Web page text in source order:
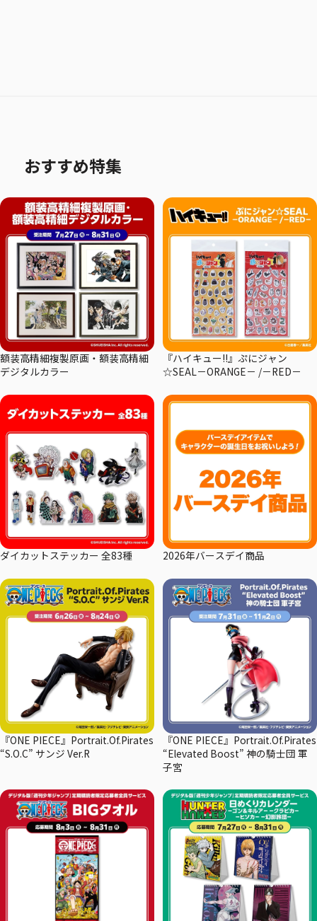
おすすめ特集
額装高精細複製原画・額装高精細
デジタルカラー
『ハイキュー!!』ぷにジャン
☆SEAL－ORANGE－ /－RED－
ダイカットステッカー 全83種 2026年バースデイ商品
『ONE PIECE』Portrait.Of.Pirates
“S.O.C” サンジ Ver.R
『ONE PIECE』Portrait.Of.Pirates
“Elevated Boost” 神の騎士団 軍
子宮